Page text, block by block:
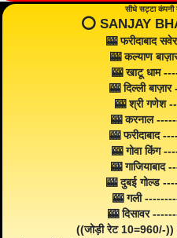
सीधे सट्टा कंपनी
⭕️ SANJAY
🎰 फरीदाबाद
🎰 कल्याण
🎰 खाटू धाम
🎰 दिल्ली
🎰 श्री गणेश
🎰 करनाल
🎰 फरीदाबाद
🎰 गोवा किंग
🎰
🎰 दुबई गोल्ड
🎰 गली
🎰 दिसावर
((जोड़ी रेट 10=960/-